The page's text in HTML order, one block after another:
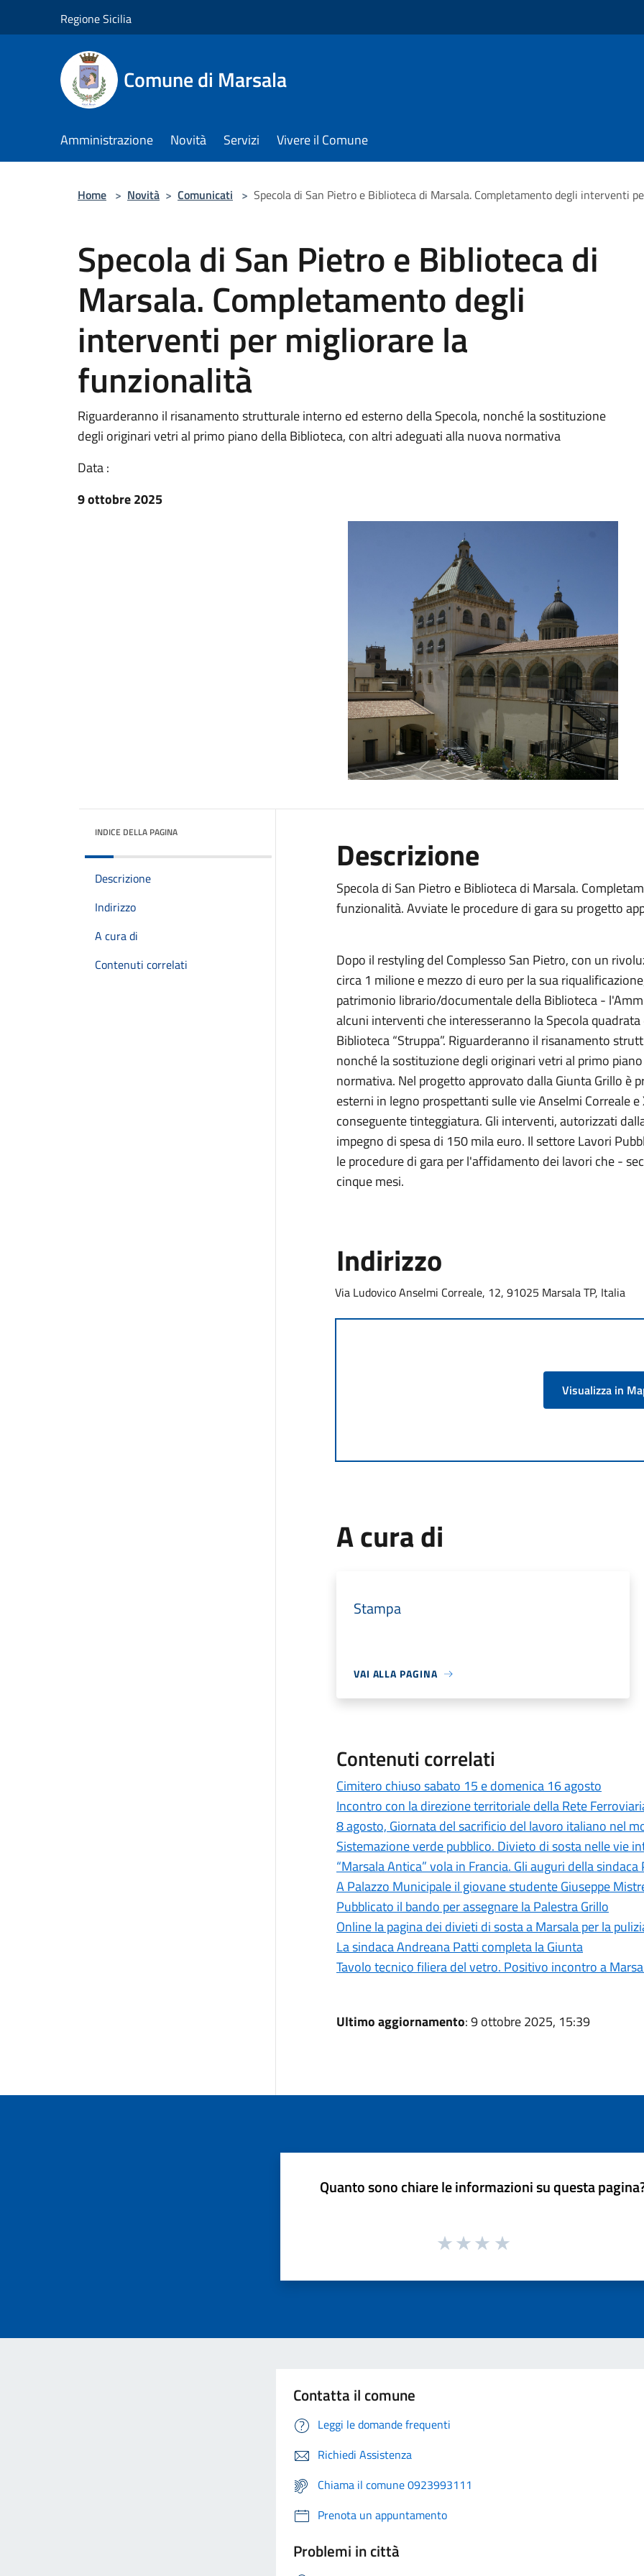
Regione Sicilia
Comune di Marsala
Amministrazione Novità Servizi Vivere il Comune
Home > Novità > Comunicati > Specola di San Pietro e Biblioteca di Marsala. Completamento degli interventi
Specola di San Pietro e Biblioteca di
Marsala. Completamento degli
interventi per migliorare la
funzionalità
Riguarderanno il risanamento strutturale interno ed esterno della Specola, nonché la sostituzione
degli originari vetri al primo piano della Biblioteca, con altri adeguati alla nuova normativa
Data :
9 ottobre 2025
INDICE DELLA PAGINA
Descrizione
Indirizzo
A cura di
Contenuti correlati
Descrizione
Specola di San Pietro e Biblioteca di Marsala.
funzionalità. Avviate le procedure di gara su progetto
Dopo il restyling del Complesso San Pietro, con un
circa 1 milione e mezzo di euro per la sua
patrimonio librario/documentale della Biblioteca -
alcuni interventi che interesseranno la Specola
Biblioteca “Struppa”. Riguarderanno il risanamento
nonché la sostituzione degli originari vetri al primo
normativa. Nel progetto approvato dalla Giunta Grillo è
esterni in legno prospettanti sulle vie Anselmi Correale
conseguente tinteggiatura. Gli interventi, autorizzati
impegno di spesa di 150 mila euro. Il settore Lavori
le procedure di gara per l'affidamento dei lavori che -
cinque mesi.
Indirizzo
Via Ludovico Anselmi Correale, 12, 91025 Marsala TP, Italia
Visualizza in
A cura di
Stampa
VAI ALLA PAGINA
Contenuti correlati
Cimitero chiuso sabato 15 e domenica 16 agosto
Incontro con la direzione territoriale della Rete
8 agosto, Giornata del sacrificio del lavoro italiano nel
Sistemazione verde pubblico. Divieto di sosta nelle vie
“Marsala Antica” vola in Francia. Gli auguri della sindaca
A Palazzo Municipale il giovane studente Giuseppe
Pubblicato il bando per assegnare la Palestra Grillo
Online la pagina dei divieti di sosta a Marsala per la
La sindaca Andreana Patti completa la Giunta
Tavolo tecnico filiera del vetro. Positivo incontro a
Ultimo aggiornamento: 9 ottobre 2025, 15:39
Quanto sono chiare le informazioni su questa
Contatta il comune
Leggi le domande frequenti
Richiedi Assistenza
Chiama il comune 0923993111
Prenota un appuntamento
Problemi in città